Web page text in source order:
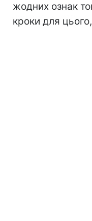
жодних ознак
кроки для